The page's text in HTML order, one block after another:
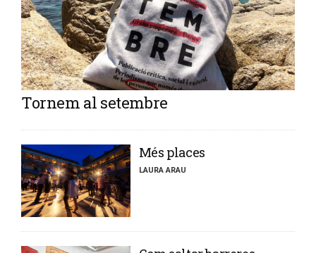
Tornem al setembre
​Més places
LAURA ARAU